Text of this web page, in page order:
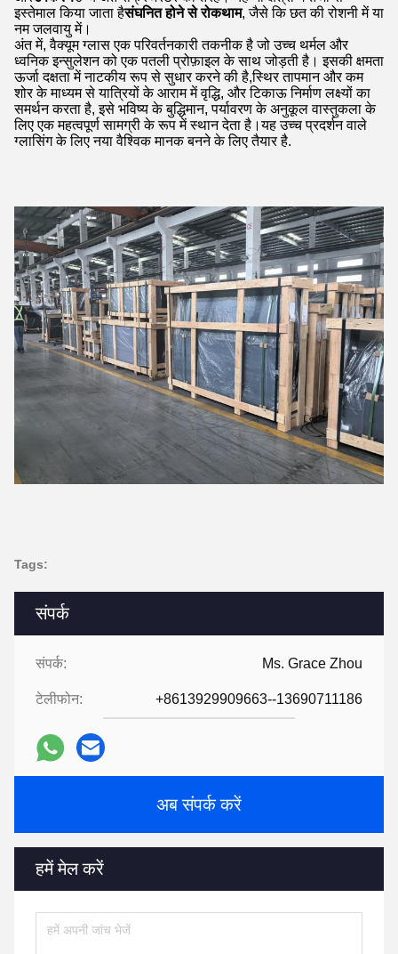
संपर्क
संपर्क: Ms. Grace Zhou
टेलीफोन: +8613929909663--13690711186
अब संपर्क करें
हमें मेल करें
इस्तेमाल किया जाता हैसंघनित होने से रोकथाम, जैसे कि छत की रोशनी में या
नम जलवायु में।
अंत में, वैक्यूम ग्लास एक परिवर्तनकारी तकनीक है जो उच्च थर्मल और
ध्वनिक इन्सुलेशन को एक पतली प्रोफ़ाइल के साथ जोड़ती है। इसकी क्षमता
ऊर्जा दक्षता में नाटकीय रूप से सुधार करने की है,स्थिर तापमान और कम
शोर के माध्यम से यात्रियों के आराम में वृद्धि, और टिकाऊ निर्माण लक्ष्यों का
समर्थन करता है, इसे भविष्य के बुद्धिमान, पर्यावरण के अनुकूल वास्तुकला के
लिए एक महत्वपूर्ण सामग्री के रूप में स्थान देता है।यह उच्च प्रदर्शन वाले
ग्लासिंग के लिए नया वैश्विक मानक बनने के लिए तैयार है.
Tags: